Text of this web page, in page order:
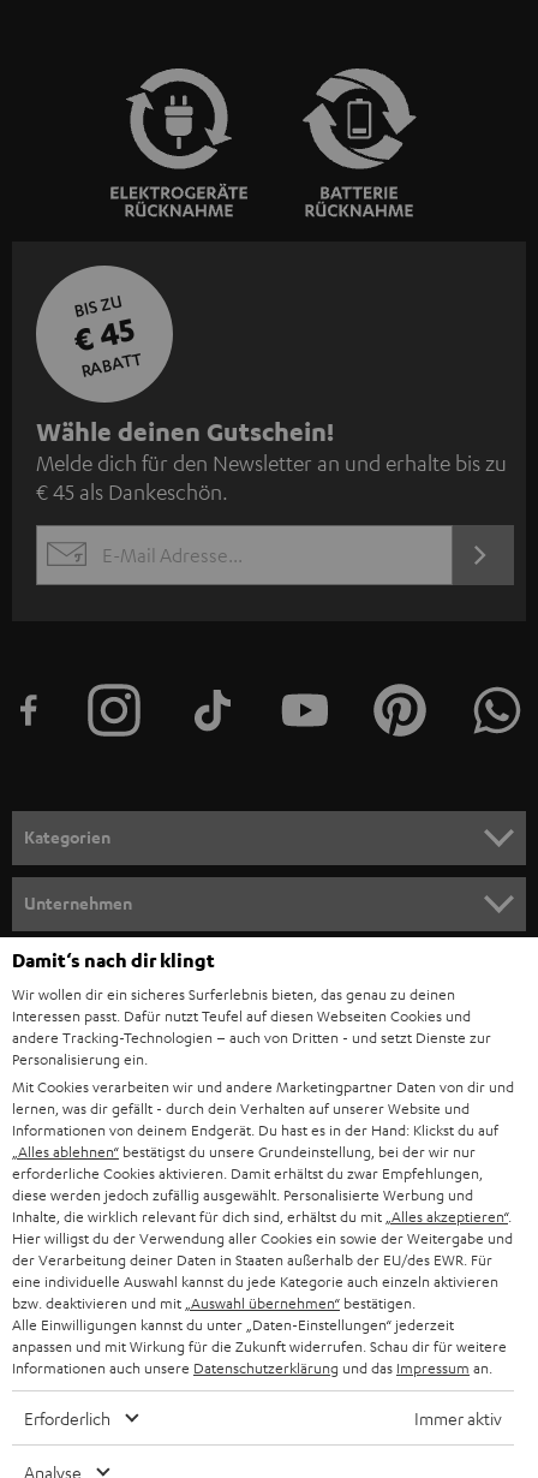
BIS ZU
€ 45
RABATT
N
e
w
s
l
e
n
m
e
l
d
u
n
g
Wähle deinen Gutschein!
Melde dich für den Newsletter an und erhalte bis zu
€ 45 als Dankeschön.
EMAIL
JETZT
Kategorien
SOUNDBAR
STEREO
SMART HOME
BLUETOOTH-LAUTSPRECHER
KOPFHÖRER
BLUETOOTH-KOPFHÖRER
STEREOANLAGEN
LAUTSPRECHER
ULTIMA-SERIE
IN-EAR-KOPFHÖRER
Unternehmen
SUPPORT
KARRIERE
PRESSE & MARKETING
GESCHÄFTSKUNDEN
PARTNERPROGRAMM
BLOG
NEWSLETTER
STORES
DEINE VORTEILE BEI TEUFEL
Teufel Onlineshops
DEUTSCHLAND
ÖSTERREICH
SCHWEIZ
NIEDERLANDE
BELGIEN
FRANKREICH
POLEN
Damit‘s nach dir klingt
Wir wollen dir ein sicheres Surferlebnis bieten, das genau zu deinen
Interessen passt. Dafür nutzt Teufel auf diesen Webseiten Cookies und
andere Tracking-Technologien – auch von Dritten - und setzt Dienste zur
Personalisierung ein.
Mit Cookies verarbeiten wir und andere Marketingpartner Daten von dir und
lernen, was dir gefällt - durch dein Verhalten auf unserer Website und
Informationen von deinem Endgerät. Du hast es in der Hand: Klickst du auf
„Alles ablehnen“ bestätigst du unsere Grundeinstellung, bei der wir nur
erforderliche Cookies aktivieren. Damit erhältst du zwar Empfehlungen,
diese werden jedoch zufällig ausgewählt. Personalisierte Werbung und
Inhalte, die wirklich relevant für dich sind, erhältst du mit „Alles akzeptieren“.
Hier willigst du der Verwendung aller Cookies ein sowie der Weitergabe und
der Verarbeitung deiner Daten in Staaten außerhalb der EU/des EWR. Für
eine individuelle Auswahl kannst du jede Kategorie auch einzeln aktivieren
bzw. deaktivieren und mit „Auswahl übernehmen“ bestätigen.
Alle Einwilligungen kannst du unter „Daten-Einstellungen“ jederzeit
anpassen und mit Wirkung für die Zukunft widerrufen. Schau dir für weitere
Informationen auch unsere Datenschutzerklärung und das Impressum an.
Erforderlich Immer aktiv
Analyse